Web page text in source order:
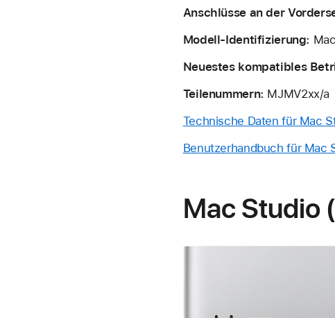
Anschlüsse an der
Modell-Identifizierung:
Neuestes kompatibles
Teilenummern: MJMV2xx/a
Technische Daten für Mac
Benutzerhandbuch für Mac
Mac Studio